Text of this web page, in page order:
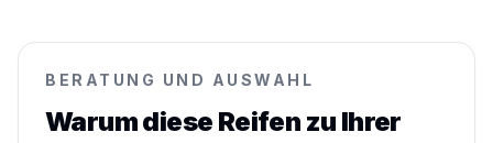
BERATUNG UND AUSWAHL
Warum diese Reifen zu Ihrer